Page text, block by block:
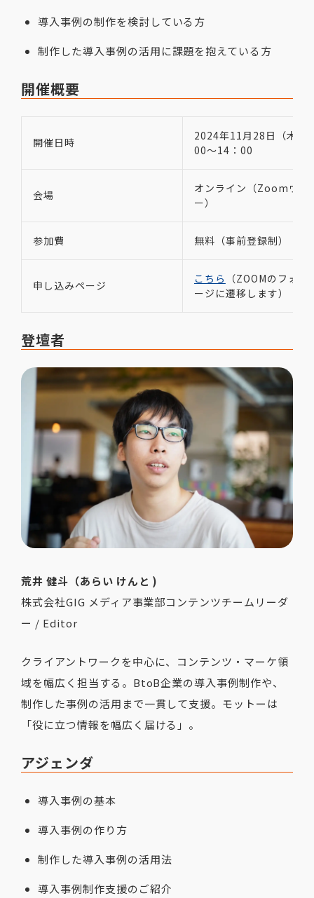
導入事例の制作を検討している方
制作した導入事例の活用に課題を抱えている方
開催概要
開催日時
2024年11月28日（木）
00～14：00
会場
オンライン（Zoomウェ
ー）
参加費 無料（事前登録制）
申し込みページ こちら
（ZOOMのフォー
ージに遷移します）
登壇者
荒井 健斗（あらい けんと )
株式会社GIG メディア事業部コンテンツチームリーダ
ー / Editor
クライアントワークを中心に、コンテンツ・マーケ領
域を幅広く担当する。BtoB企業の導入事例制作や、
制作した事例の活用まで一貫して支援。モットーは
「役に立つ情報を幅広く届ける」。
アジェンダ
導入事例の基本
導入事例の作り方
制作した導入事例の活用法
導入事例制作支援のご紹介